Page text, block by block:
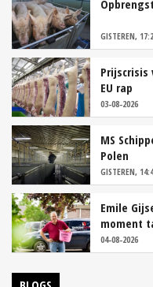
GISTEREN,
Prijscrisis
EU rap
03-08-2026
MS
Polen
GISTEREN,
Emile
moment
04-08-2026